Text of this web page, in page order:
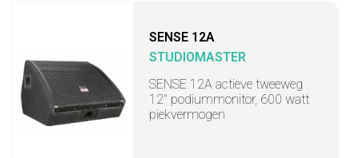
SENSE 12A
STUDIOMASTER
SENSE 12A actieve tweeweg
12" podiummonitor, 600 watt
piekvermogen